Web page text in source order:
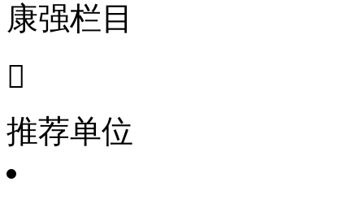
康强栏目

推荐单位